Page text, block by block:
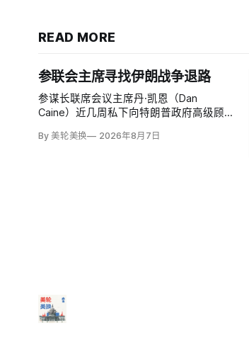
READ MORE
参联会主席寻找伊朗战争退路
参谋长联席会议主席丹·凯恩（Dan
Caine）近几周私下向特朗普政府高级顾
战争寻找「退路」：现有升级方案可能反
By 美轮美换 2026年8月7日